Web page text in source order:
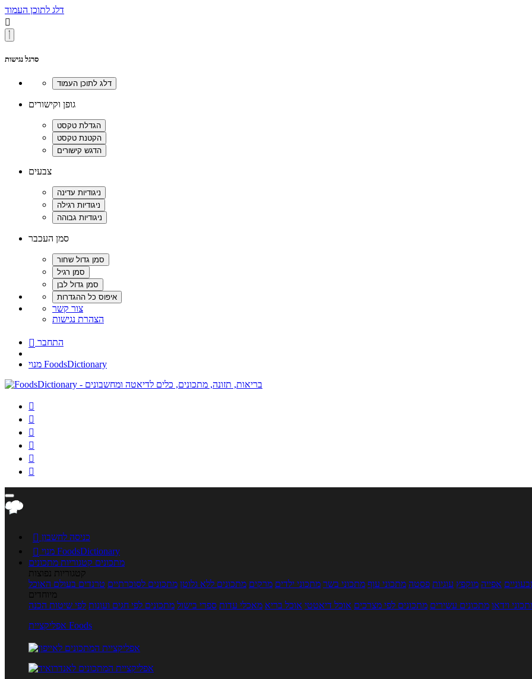
דלג לתוכן העמוד

סרגל נגישות
גופן וקישורים
צבעים
סמן העכבר
צור קשר
הצהרת נגישות
 התחבר
מנוי FoodsDictionary






 כניסה לחשבון

מנוי FoodsDictionary
מתכונים קטגוריות מתכונים
קטגוריות נפוצות
אפייה מוקפץ עוגיות פסטה מתכוני עוף מתכוני בשר מתכוני ילדים מרקים מתכונים ללא גלוטן מתכונים לסוכרתיים טרנדים בעולם האוכל
מיוחדים
וידאו מתכונים עשירים מתכונים לפי מצרכים אוכל דיאטטי אוכל בריא מאכלי עדות ספרי בישול מתכונים לפי חגים ועונות לפי שיטות הכנה
אפליקציית Foods